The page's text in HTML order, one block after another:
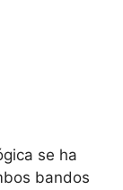
se ha
bandos